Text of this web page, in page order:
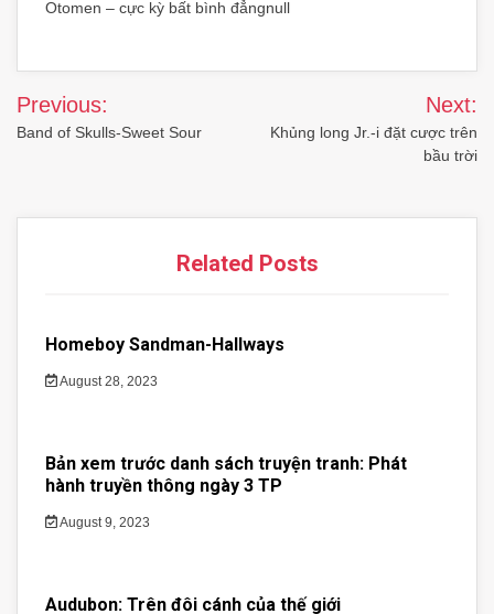
Otomen – cực kỳ bất bình đẳngnull
Post
navigation
Previous:
Band of Skulls-Sweet Sour
Next:
Khủng long Jr.-i đặt cược trên
bầu trời
Related Posts
Homeboy Sandman-Hallways
August 28, 2023
Bản xem trước danh sách truyện tranh: Phát
hành truyền thông ngày 3 TP
August 9, 2023
Audubon: Trên đôi cánh của thế giới